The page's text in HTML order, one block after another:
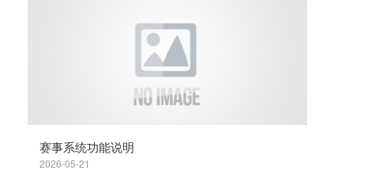
赛事系统功能说明
2026-05-21